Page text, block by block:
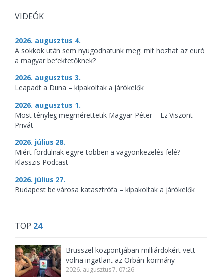
VIDEÓK
2026. augusztus 4.
A sokkok után sem nyugodhatunk meg: mit hozhat az euró
a magyar befektetőknek?
2026. augusztus 3.
Leapadt a Duna – kipakoltak a járókelők
2026. augusztus 1.
Most tényleg megmérettetik Magyar Péter – Ez Viszont
Privát
2026. július 28.
Miért fordulnak egyre többen a vagyonkezelés felé?
Klasszis Podcast
2026. július 27.
Budapest belvárosa katasztrófa – kipakoltak a járókelők
TOP 24
Brüsszel központjában milliárdokért vett
volna ingatlant az Orbán-kormány
2026. augusztus 7. 07:26